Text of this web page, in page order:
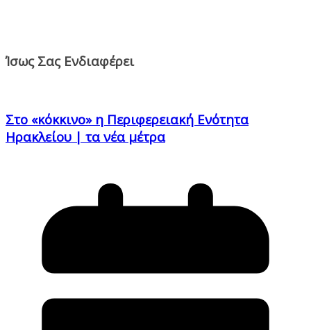
Ίσως Σας Ενδιαφέρει
Στο «κόκκινο» η Περιφερειακή Ενότητα
Ηρακλείου | τα νέα μέτρα